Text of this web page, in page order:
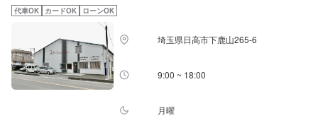
い。-----代車について-----無料の代車をご用意しています。お車の作業中は代
車をご利用ください。※代車の燃料代はお客様にご負担いただいておりま
す。-----ご来店時の注意、受付方法-----当工場は太田桐生インターチェンジか
ら５分入庫の際はお気をつけてお越しください。駐車スペースは工場前の空
いているスペースに駐車してください。受付はスタッフへ「メンテモで予約
しました」とお伝えください。ご案内いたします。【定休日・営業時間】定
休日：日曜日営業時間：9:00~19:00
代車OK カードOK ローンOK
埼玉県日高市下鹿山265-6
9:00 ~ 18:00
月曜